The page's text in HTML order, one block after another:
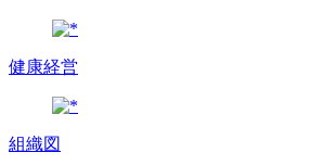
健康経営
組織図